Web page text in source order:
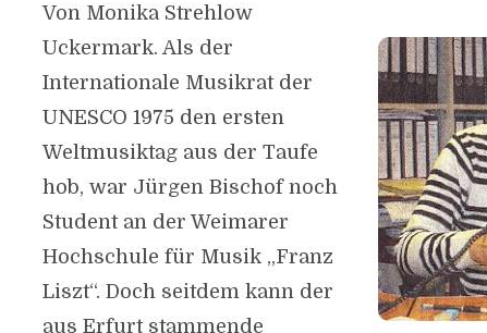
Von Monika Strehlow
Uckermark. Als der
Internationale Musikrat der
UNESCO 1975 den ersten
Weltmusiktag aus der Taufe
hob, war Jürgen Bischof noch
Student an der Weimarer
Hochschule für Musik „Franz
Liszt“. Doch seitdem kann der
aus Erfurt stammende